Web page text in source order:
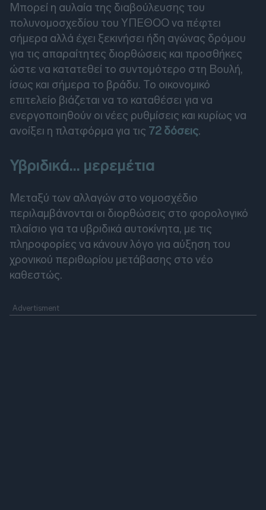
Μπορεί η αυλαία της διαβούλευσης του
πολυνομοσχεδίου του ΥΠΕΘΟΟ να πέφτει
σήμερα αλλά έχει ξεκινήσει ήδη αγώνας δρόμου
για τις απαραίτητες διορθώσεις και προσθήκες
ώστε να κατατεθεί το συντομότερο στη Βουλή,
ίσως και σήμερα το βράδυ. Το οικονομικό
επιτελείο βιάζεται να το καταθέσει για να
ενεργοποιηθούν οι νέες ρυθμίσεις και κυρίως να
ανοίξει η πλατφόρμα για τις 72 δόσεις.
Υβριδικά... μερεμέτια
Μεταξύ των αλλαγών στο νομοσχέδιο
περιλαμβάνονται οι διορθώσεις στο φορολογικό
πλαίσιο για τα υβριδικά αυτοκίνητα, με τις
πληροφορίες να κάνουν λόγο για αύξηση του
χρονικού περιθωρίου μετάβασης στο νέο
καθεστώς.